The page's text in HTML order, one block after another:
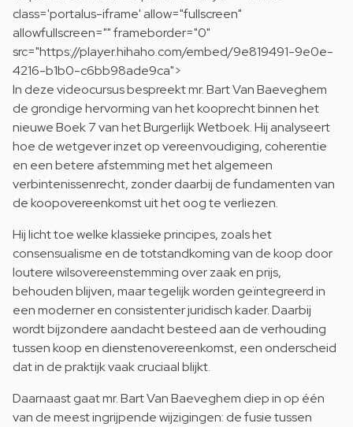
class='portalus-iframe' allow="fullscreen"
allowfullscreen="" frameborder="0"
src="https://player.hihaho.com/embed/9e819491-9e0e-
4216-b1b0-c6bb98ade9ca">
In deze videocursus bespreekt mr. Bart Van Baeveghem
de grondige hervorming van het kooprecht binnen het
nieuwe Boek 7 van het Burgerlijk Wetboek. Hij analyseert
hoe de wetgever inzet op vereenvoudiging, coherentie
en een betere afstemming met het algemeen
verbintenissenrecht, zonder daarbij de fundamenten van
de koopovereenkomst uit het oog te verliezen.
Hij licht toe welke klassieke principes, zoals het
consensualisme en de totstandkoming van de koop door
loutere wilsovereenstemming over zaak en prijs,
behouden blijven, maar tegelijk worden geïntegreerd in
een moderner en consistenter juridisch kader. Daarbij
wordt bijzondere aandacht besteed aan de verhouding
tussen koop en dienstenovereenkomst, een onderscheid
dat in de praktijk vaak cruciaal blijkt.
Daarnaast gaat mr. Bart Van Baeveghem diep in op één
van de meest ingrijpende wijzigingen: de fusie tussen